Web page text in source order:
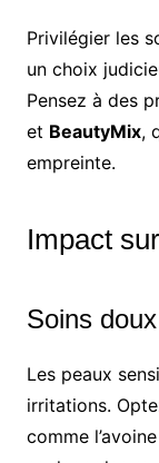
Privilégier les
un choix
Pensez à des
et BeautyMix,
empreinte.
Impact
Soins
Les peaux
irritations.
comme